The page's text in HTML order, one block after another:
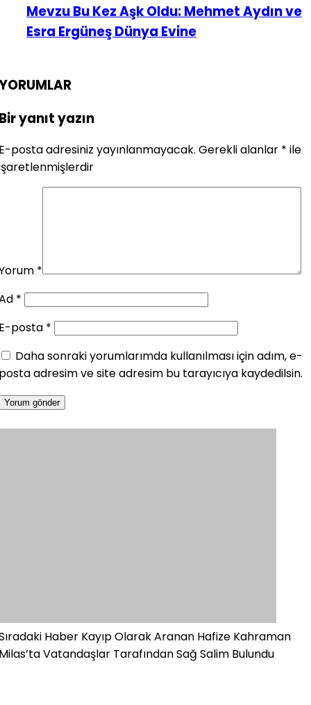
Mevzu Bu Kez Aşk Oldu: Mehmet Aydın ve
Esra Ergüneş Dünya Evine
yanıt yazın
posta adresiniz yayınlanmayacak. Gerekli alanlar * ile
*
*
posta *
Daha sonraki yorumlarımda kullanılması için adım, e-
adresim ve site adresim bu tarayıcıya kaydedilsin.
Haber Kayıp Olarak Aranan Hafize Kahraman
Vatandaşlar Tarafından Sağ Salim Bulundu